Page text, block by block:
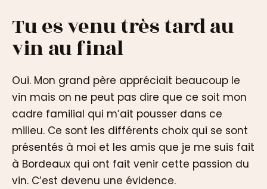
Tu es venu très tard au
vin au final
Oui. Mon grand père appréciait beaucoup le
vin mais on ne peut pas dire que ce soit mon
cadre familial qui m’ait pousser dans ce
milieu. Ce sont les différents choix qui se sont
présentés à moi et les amis que je me suis fait
à Bordeaux qui ont fait venir cette passion du
vin. C’est devenu une évidence.